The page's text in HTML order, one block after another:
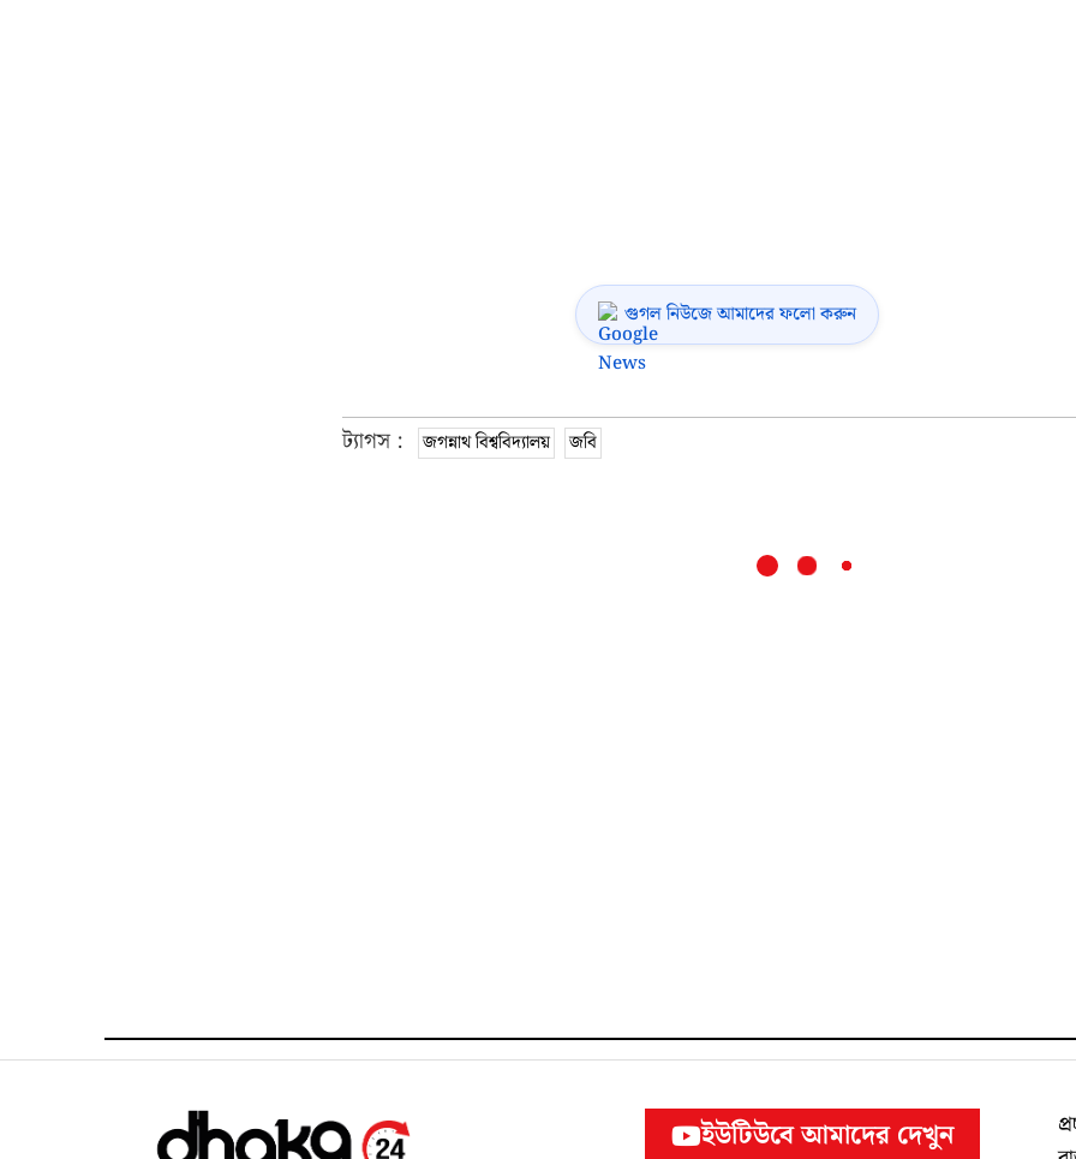
গুগল নিউজে আমাদের ফলো করুন
ট্যাগস : জগন্নাথ বিশ্ববিদ্যালয় জবি
ইউটিউবে আমাদের দেখুন